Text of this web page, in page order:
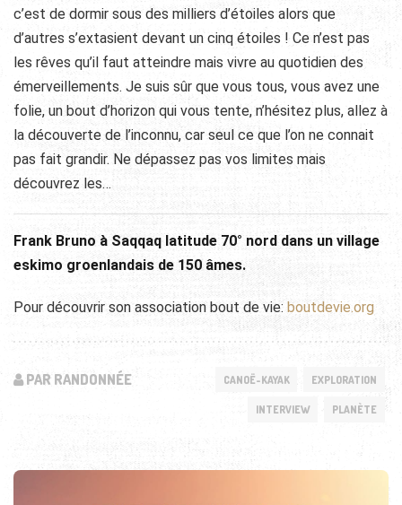
c’est de dormir sous des milliers d’étoiles alors que
d’autres s’extasient devant un cinq étoiles ! Ce n’est pas
les rêves qu’il faut atteindre mais vivre au quotidien des
émerveillements. Je suis sûr que vous tous, vous avez une
folie, un bout d’horizon qui vous tente, n’hésitez plus, allez à
la découverte de l’inconnu, car seul ce que l’on ne connait
pas fait grandir. Ne dépassez pas vos limites mais
découvrez les…
Frank Bruno à Saqqaq latitude 70° nord dans un village
eskimo groenlandais de 150 âmes.
Pour découvrir son association bout de vie: boutdevie.org
PAR RANDONNÉE CANOË-KAYAK EXPLORATION
INTERVIEW PLANÈTE